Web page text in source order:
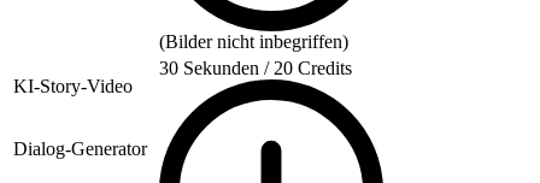
(Bilder nicht inbegriffen)
KI-Story-Video
30 Sekunden / 20 Credits
Dialog-Generator